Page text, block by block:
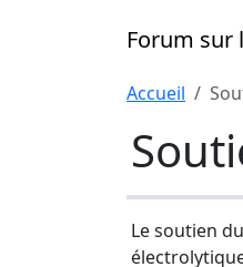
Forum sur
Accueil
Le soutien